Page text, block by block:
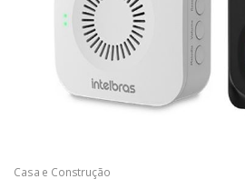
Casa e Construção